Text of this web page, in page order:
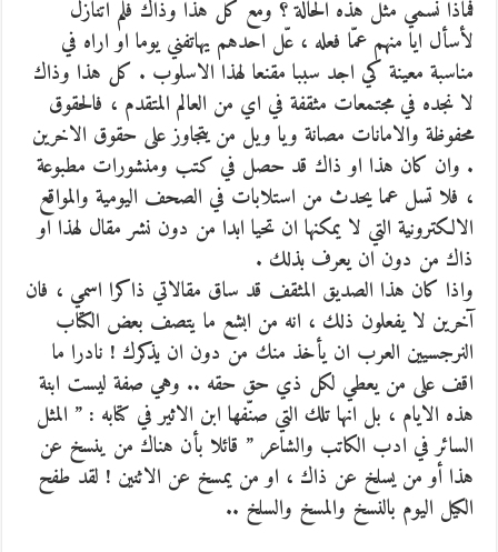
فماذا نسّمي مثل هذه الحالة ؟ ومع كل هذا وذاك فلم اتنازل
لأسأل ايا منهم عمّا فعله ، عّل احدهم يهاتفني يوما او اراه في
مناسبة معينة كي اجد سببا مقنعا لهذا الاسلوب . كل هذا وذاك
لا نجده في مجتمعات مثقفة في اي من العالم المتقدم ، فالحقوق
محفوظة والامانات مصانة ويا ويل من يتجاوز على حقوق الاخرين
. وان كان هذا او ذاك قد حصل في كتب ومنشورات مطبوعة
، فلا تسل عما يحدث من استلابات في الصحف اليومية والمواقع
الالكترونية التي لا يمكنها ان تحيا ابدا من دون نشر مقال لهذا او
ذاك من دون ان يعرف بذلك .
واذا كان هذا الصديق المثقف قد ساق مقالاتي ذاكرا اسمي ، فان
آخرين لا يفعلون ذلك ، انه من ابشع ما يتصف بعض الكتاب
النرجسيين العرب ان يأخذ منك من دون ان يذكرك ! نادرا ما
اقف على من يعطي لكل ذي حق حقه .. وهي صفة ليست ابنة
هذه الايام ، بل انها تلك التي صنّفها ابن الاثير في كتابه : ” المثل
السائر في ادب الكاتب والشاعر ” قائلا بأن هناك من ينسخ عن
هذا أو من يسلخ عن ذاك ، او من يمسخ عن الاثنين ! لقد طفح
الكيل اليوم بالنسخ والمسخ والسلخ ..